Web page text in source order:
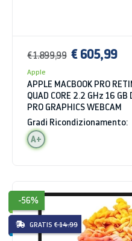
€ 1.899,99 € 605,99
Apple
APPLE MACBOOK PRO
QUAD CORE 2.2 GHz 16
PRO GRAPHICS WEBCAM
Gradi Ricondizionamento:
A+
-56%
GRATIS € 14.99